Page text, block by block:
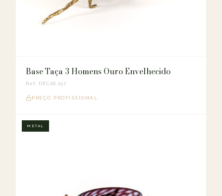
Base Taça 3 Homens Ouro Envelhecido
Ref. DEC06.257
PREÇO PROFISSIONAL
METAL